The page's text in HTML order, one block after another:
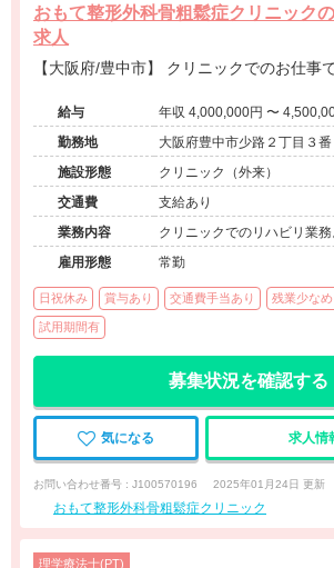
おもて整形外科骨粗鬆症クリニック
求人
【大阪府/豊中市】 クリニックでの
給与
年収 4,000,000円 〜
勤務地
大阪府豊中市少路２丁目３
ックビル豊中１階
施設形態
クリニック（外来）
交通費
支給あり
業務内容
クリニックでのリハビリ業務
雇用形態
常勤
日祝休み 賞与あり 交通費手当あり 残業少なめ
試用期間有
募集状況を確認する
気になる 求人情
お問い合わせ番号 : J100570196 2025年01月24日 更新
おもて整形外科骨粗鬆症クリニック
理学療法士(PT)